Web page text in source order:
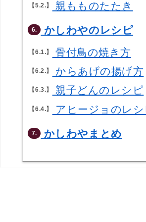
5.2. 親もものたたき
6. かしわやのレシピ
6.1. 骨付鳥の焼き方
6.2. からあげの揚げ方
6.3. 親子どんのレシピ
6.4. アヒージョのレ
7. かしわやまとめ